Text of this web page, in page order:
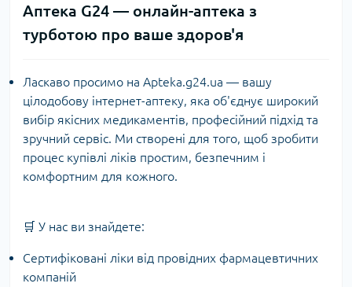
Аптека G24 — онлайн-аптека з
турботою про ваше здоров'я
Ласкаво просимо на Apteka.g24.ua — вашу
цілодобову інтернет-аптеку, яка об'єднує широкий
вибір якісних медикаментів, професійний підхід та
зручний сервіс. Ми створені для того, щоб зробити
процес купівлі ліків простим, безпечним і
комфортним для кожного.
🛒 У нас ви знайдете:
Сертифіковані ліки від провідних фармацевтичних
компаній